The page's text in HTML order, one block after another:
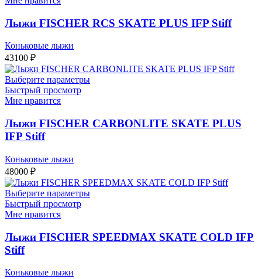
Лыжи FISCHER RCS SKATE PLUS IFP Stiff
Коньковые лыжи
43100 ₽
Выберите параметры
Быстрый просмотр
Мне нравится
Лыжи FISCHER CARBONLITE SKATE PLUS
IFP Stiff
Коньковые лыжи
48000 ₽
Выберите параметры
Быстрый просмотр
Мне нравится
Лыжи FISCHER SPEEDMAX SKATE COLD IFP
Stiff
Коньковые лыжи